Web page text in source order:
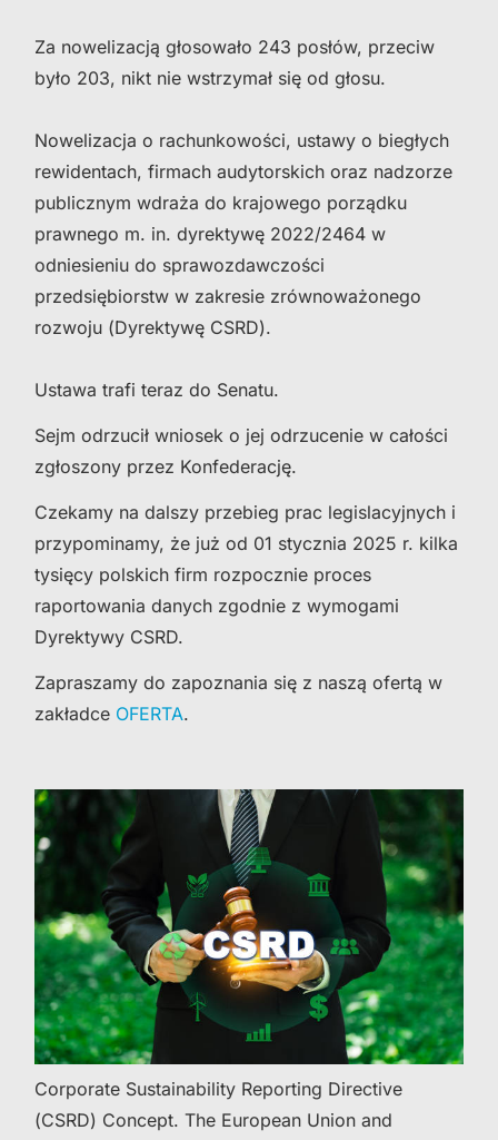
Za nowelizacją głosowało 243 posłów, przeciw
było 203, nikt nie wstrzymał się od głosu.
Nowelizacja o rachunkowości, ustawy o biegłych
rewidentach, firmach audytorskich oraz nadzorze
publicznym wdraża do krajowego porządku
prawnego m. in. dyrektywę 2022/2464 w
odniesieniu do sprawozdawczości
przedsiębiorstw w zakresie zrównoważonego
rozwoju (Dyrektywę CSRD).
Ustawa trafi teraz do Senatu.
Sejm odrzucił wniosek o jej odrzucenie w całości
zgłoszony przez Konfederację.
Czekamy na dalszy przebieg prac legislacyjnych i
przypominamy, że już od 01 stycznia 2025 r. kilka
tysięcy polskich firm rozpocznie proces
raportowania danych zgodnie z wymogami
Dyrektywy CSRD.
Zapraszamy do zapoznania się z naszą ofertą w
zakładce OFERTA.
Corporate Sustainability Reporting Directive
(CSRD) Concept. The European Union and